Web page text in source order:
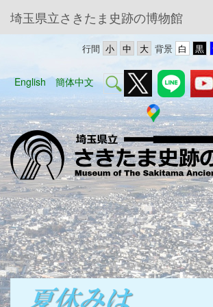
埼玉県立さきたま史跡の博物館
背景
行間
English 簡体中文